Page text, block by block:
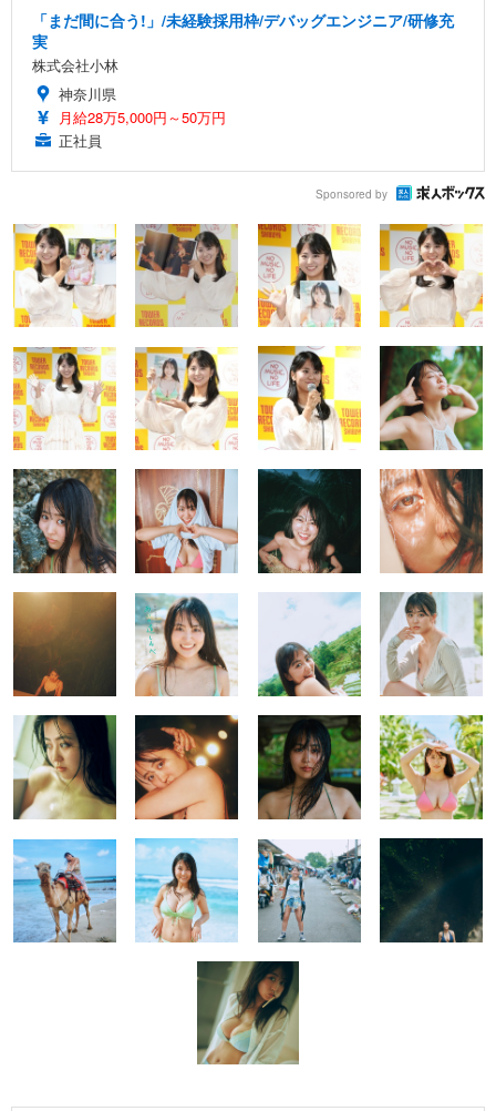
「まだ間に合う!」/未経験採用枠/デバッグエンジニア/研修充
実
株式会社小林
神奈川県
月給28万5,000円～50万円
正社員
Sponsored by